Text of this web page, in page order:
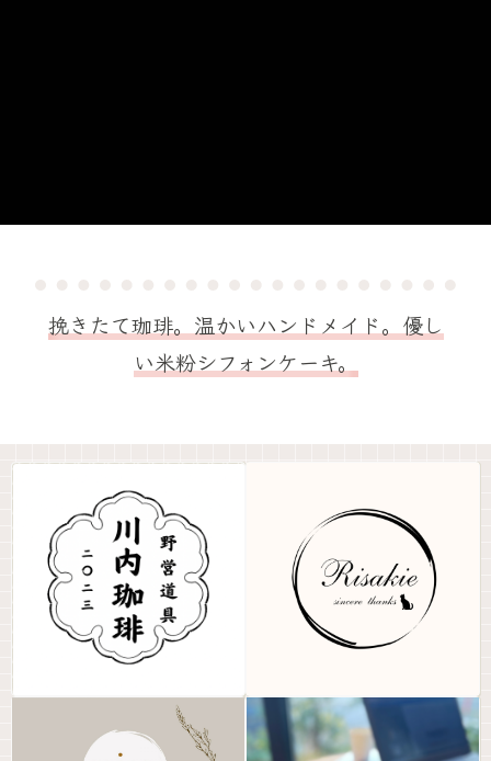
挽きたて珈琲。温かいハンドメイド。優し
い米粉シフォンケーキ。